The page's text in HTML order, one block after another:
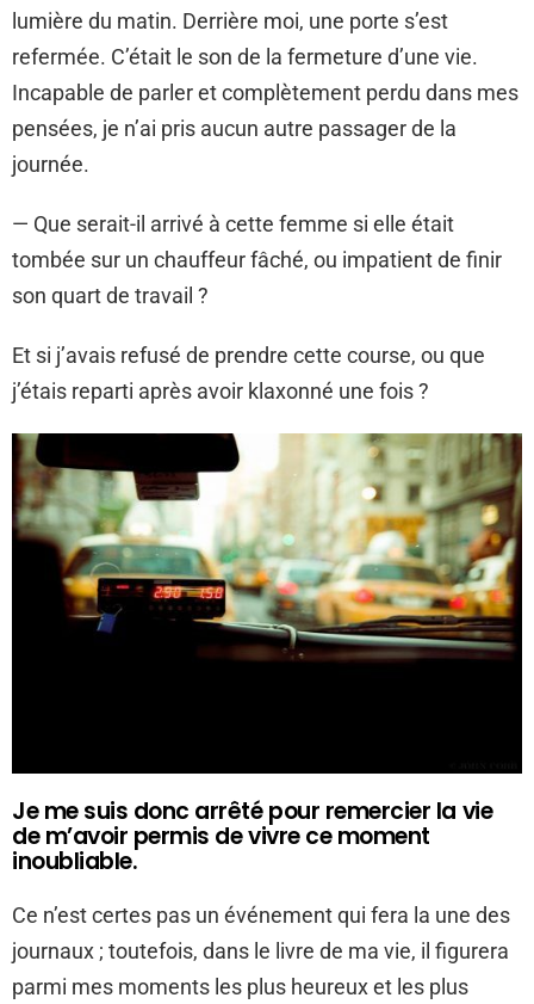
lumière du matin. Derrière moi, une porte s’est
refermée. C’était le son de la fermeture d’une vie.
Incapable de parler et complètement perdu dans mes
pensées, je n’ai pris aucun autre passager de la
journée.
— Que serait-il arrivé à cette femme si elle était
tombée sur un chauffeur fâché, ou impatient de finir
son quart de travail ?
Et si j’avais refusé de prendre cette course, ou que
j’étais reparti après avoir klaxonné une fois ?
Je me suis donc arrêté pour remercier la vie
de m’avoir permis de vivre ce moment
inoubliable.
Ce n’est certes pas un événement qui fera la une des
journaux ; toutefois, dans le livre de ma vie, il figurera
parmi mes moments les plus heureux et les plus